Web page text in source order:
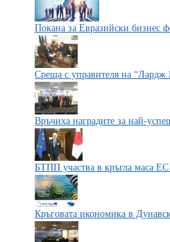
Покана за Евразийски бизнес
Среща с управителя на
Връчиха наградите за най-
БТПП участва в кръгла маса
Кръговата икономика в